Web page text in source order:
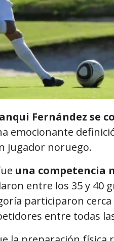
Fernández se
emocionante
jugador noruego.
una competencia
entre los 35 y 40
participaron
entre todas